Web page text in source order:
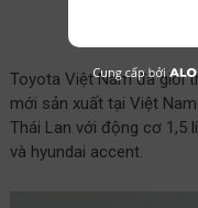
Toyota Việt Nam đã giới
mới sản xuất tại Việt
Thái Lan với động cơ 1,5
và hyundai accent.